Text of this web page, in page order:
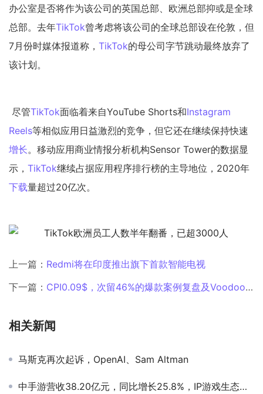
办公室是否将作为该公司的英国总部、欧洲总部抑或是全球
总部。去年TikTok曾考虑将该公司的全球总部设在伦敦，但
7月份时媒体报道称， TikTok的母公司字节跳动最终放弃了
该计划。
尽管TikTok面临着来自YouTube Shorts和Instagram
Reels等相似应用日益激烈的竞争，但它还在继续保持快速
增长。移动应用商业情报分析机构Sensor Tower的数据显
示， TikTok继续占据应用程序排行榜的主导地位，2020年
下载量超过20亿次。
上一篇： Redmi将在印度推出旗下首款智能电视
下一篇： CPI0.09$，次留46%的爆款案例复盘及Voodoo超休闲游戏创作指南
相关新闻
马斯克再次起诉，OpenAI、Sam Altman
中手游营收38.20亿元，同比增长25.8%，IP游戏生态威力尽显